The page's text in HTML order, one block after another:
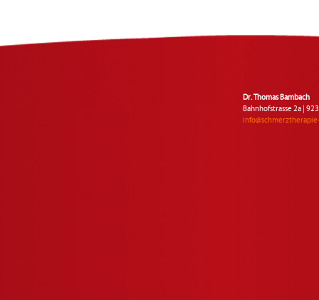
Dr. Thomas Bambach
Bahnhofstrasse 2a |